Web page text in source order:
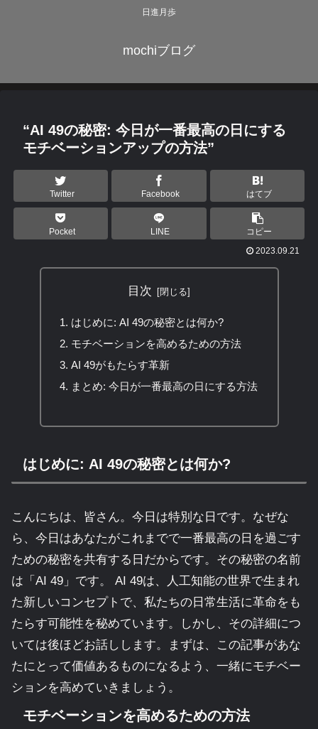
日進月歩
mochiブログ
“AI 49の秘密: 今日が一番最高の日にする
モチベーションアップの方法”
Twitter Facebook はてブ
Pocket LINE
コピー
2023.09.21
目次
はじめに: AI 49の秘密とは何か?
モチベーションを高めるための方法
AI 49がもたらす革新
まとめ: 今日が一番最高の日にする方法
はじめに: AI 49の秘密とは何か?
こんにちは、皆さん。今日は特別な日です。なぜな
ら、今日はあなたがこれまでで一番最高の日を過ごす
ための秘密を共有する日だからです。その秘密の名前
は「AI 49」です。 AI 49は、人工知能の世界で生まれ
た新しいコンセプトで、私たちの日常生活に革命をも
たらす可能性を秘めています。しかし、その詳細につ
いては後ほどお話しします。まずは、この記事があな
たにとって価値あるものになるよう、一緒にモチベー
ションを高めていきましょう。
モチベーションを高めるための方法